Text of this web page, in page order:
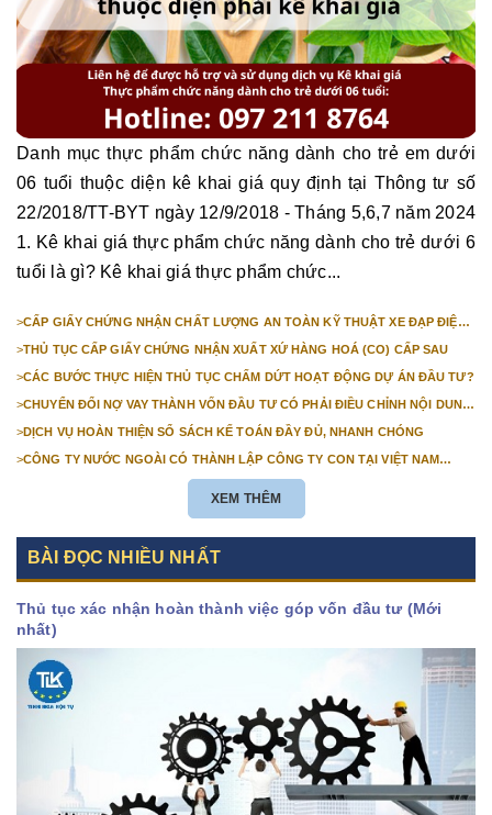
Danh mục thực phẩm chức năng dành cho trẻ em dưới
06 tuổi thuộc diện kê khai giá quy định tại Thông tư số
22/2018/TT-BYT ngày 12/9/2018 - Tháng 5,6,7 năm 2024
1. Kê khai giá thực phẩm chức năng dành cho trẻ dưới 6
tuổi là gì? Kê khai giá thực phẩm chức...
>CẤP GIẤY CHỨNG NHẬN CHẤT LƯỢNG AN TOÀN KỸ THUẬT XE ĐẠP ĐIỆN
>THỦ TỤC CẤP GIẤY CHỨNG NHẬN XUẤT XỨ HÀNG HOÁ (CO) CẤP SAU
>CÁC BƯỚC THỰC HIỆN THỦ TỤC CHẤM DỨT HOẠT ĐỘNG DỰ ÁN ĐẦU TƯ?
>CHUYỂN ĐỔI NỢ VAY THÀNH VỐN ĐẦU TƯ CÓ PHẢI ĐIỀU CHỈNH NỘI DUNG
>DỊCH VỤ HOÀN THIỆN SỔ SÁCH KẾ TOÁN ĐẦY ĐỦ, NHANH CHÓNG
>CÔNG TY NƯỚC NGOÀI CÓ THÀNH LẬP CÔNG TY CON TẠI VIỆT NAM
XEM THÊM
BÀI ĐỌC NHIỀU NHẤT
Thủ tục xác nhận hoàn thành việc góp vốn đầu tư (Mới
nhất)